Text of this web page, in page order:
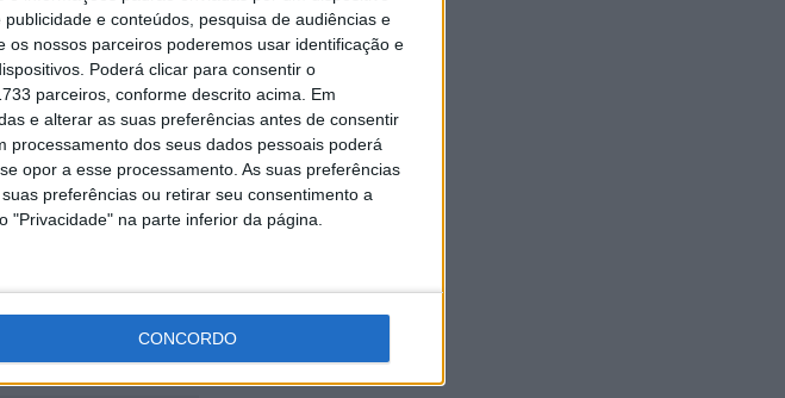
e conteúdos, pesquisa de audiências e
os nossos parceiros poderemos usar identificação e
Poderá clicar para consentir o
parceiros, conforme descrito acima. Em
e alterar as suas preferências antes de consentir
processamento dos seus dados pessoais poderá
opor a esse processamento. As suas preferências
preferências ou retirar seu consentimento a
na parte inferior da página.
CONCORDO